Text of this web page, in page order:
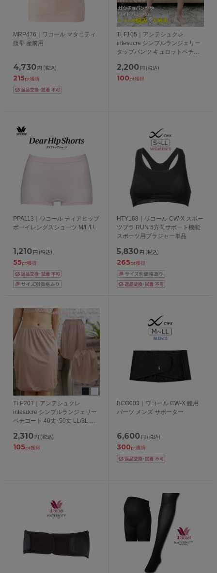
MRP476｜ワコール マタニティ
腹帯 産前用
4,730 円 (税込)
215pt獲得
TLF105｜アンテシュクレ
intesucre シンプルランジェリー
タップパンツ キュロットペチコ
2,200 円 (税込)
100pt獲得
PPA113｜ワコール ディアヒップ
ボーイレングスショーツ M/L/LL
1,210 円 (税込)
55pt獲得
HTY168｜ワコール CW-X スポー
ツブラ RUN 5方向サポート機能
スポーツ用ブラジャー単品
5,830 円 (税込)
265pt獲得
TLP201｜アンテシュクレ
intesucre シンプルランジェリー
ペチコート 40丈･50丈 LL/3L 日
2,310 円 (税込)
105pt獲得
BCO003｜ワコール CW-X 腰用
パーツ メンズ サポーター
6,600 円 (税込)
300pt獲得